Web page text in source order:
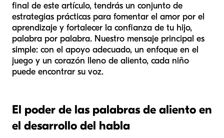
final de este artículo, tendrás un conjunto de
estrategias prácticas para fomentar el amor por el
aprendizaje y fortalecer la confianza de tu hijo,
palabra por palabra. Nuestro mensaje principal es
simple: con el apoyo adecuado, un enfoque en el
juego y un corazón lleno de aliento, cada niño
puede encontrar su voz.
El poder de las palabras de aliento en
el desarrollo del habla